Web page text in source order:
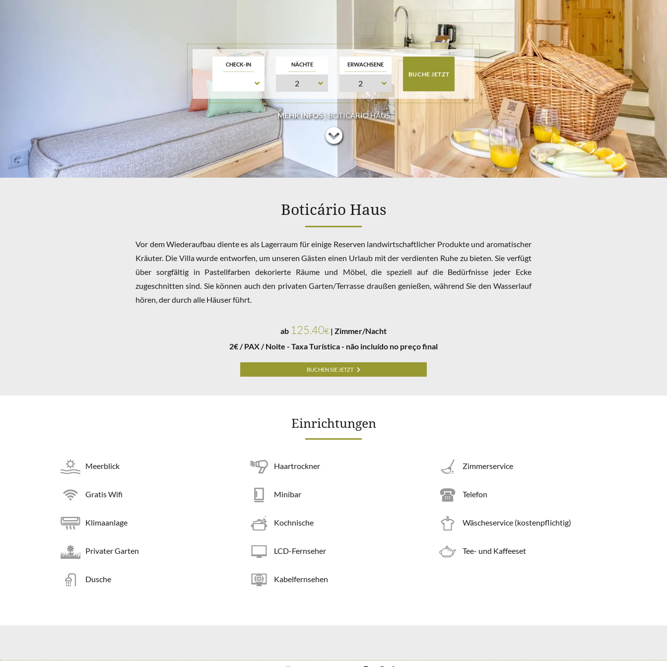
CHECK-IN NÄCHTE ERWACHSENE
MEHR INFOS| BOTICÁRIO HAUS
Boticário Haus
Vor dem Wiederaufbau diente es als Lagerraum für einige Reserven landwirtschaftlicher Produkte und aromatischer
Kräuter. Die Villa wurde entworfen, um unseren Gästen einen Urlaub mit der verdienten Ruhe zu bieten. Sie verfügt
über sorgfältig in Pastellfarben dekorierte Räume und Möbel, die speziell auf die Bedürfnisse jeder Ecke
zugeschnitten sind. Sie können auch den privaten Garten/Terrasse draußen genießen, während Sie den Wasserlauf
hören, der durch alle Häuser führt.
ab 125.40€ | Zimmer/Nacht
2€ / PAX / Noite - Taxa Turística - não incluído no preço final
BUCHEN SIE JETZT
Einrichtungen
Meerblick
Gratis Wifi
Klimaanlage
Privater Garten
Dusche
Haartrockner
Minibar
Kochnische
LCD-Fernseher
Kabelfernsehen
Zimmerservice
Telefon
Wäscheservice (kostenpflichtig)
Tee- und Kaffeeset